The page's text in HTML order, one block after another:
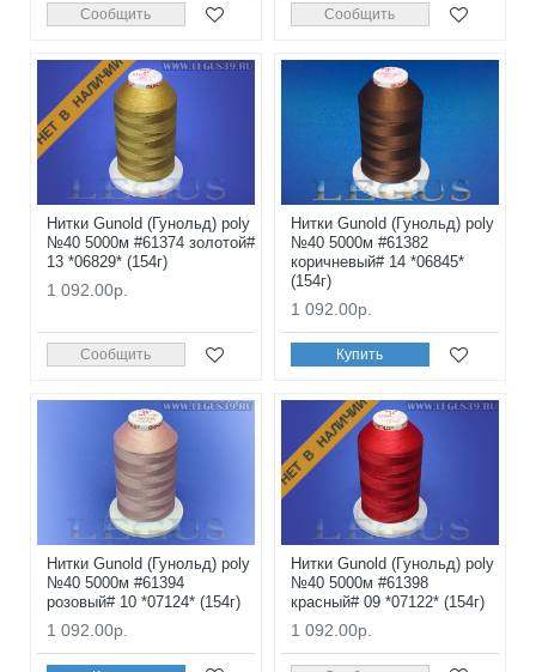
Сообщить Сообщить
НЕТ В НАЛИЧИИ
Нитки Gunold (Гунольд) poly
№40 5000м #61374 золотой#
13 *06829* (154г)
1 092.00р.
Сообщить
Нитки Gunold (Гунольд) poly
№40 5000м #61382
коричневый# 14 *06845*
(154г)
1 092.00р.
Купить
Нитки Gunold (Гунольд) poly
№40 5000м #61394
розовый# 10 *07124* (154г)
1 092.00р.
НЕТ В НАЛИЧИИ
Нитки Gunold (Гунольд) poly
№40 5000м #61398
красный# 09 *07122* (154г)
1 092.00р.